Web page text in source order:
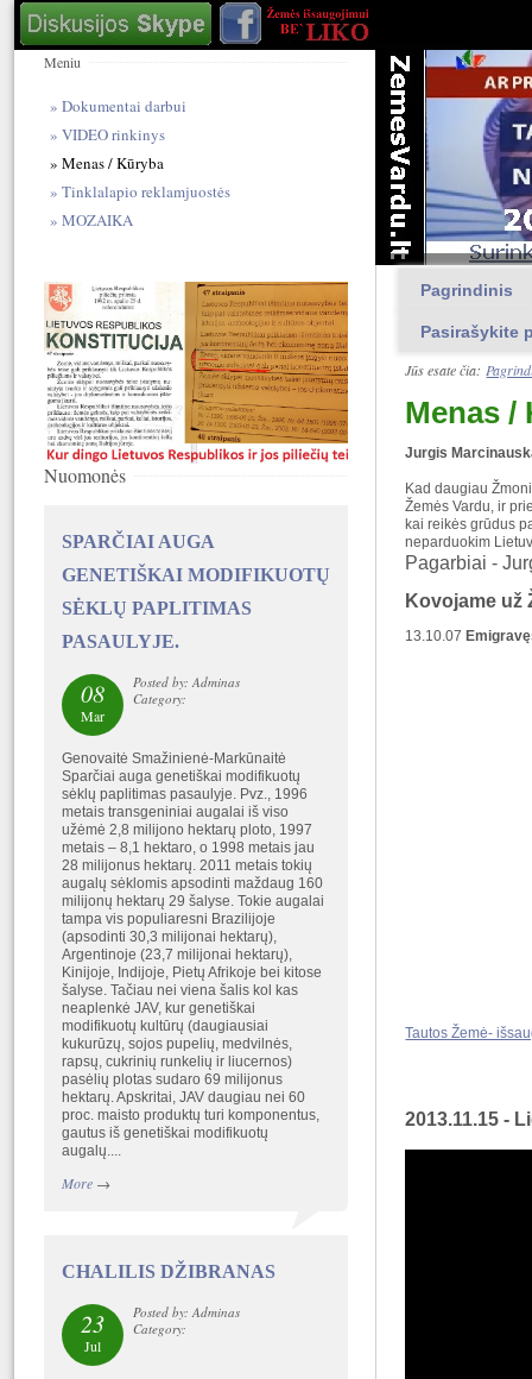
Pagrindinis
Pasirašykite
Jūs esate čia:
Menas /
Jurgis
Kad daugiau
Žemės Vardu, ir
kai reikės grūdus
neparduokim
Pagarbiai -
Kovojame už
13.10.07
Tautos Žemė-
2013.11.15 -
Meniu
Dokumentai darbui
VIDEO rinkinys
Menas / Kūryba
Tinklalapio reklamjuostės
MOZAIKA
Nuomonės
SPARČIAI AUGA
GENETIŠKAI MODIFIKUOTŲ
SĖKLŲ PAPLITIMAS
PASAULYJE.
08
Mar
Posted by: Adminas
Category:
Genovaitė Smažinienė-Markūnaitė
Sparčiai auga genetiškai modifikuotų
sėklų paplitimas pasaulyje. Pvz., 1996
metais transgeniniai augalai iš viso
užėmė 2,8 milijono hektarų ploto, 1997
metais – 8,1 hektaro, o 1998 metais jau
28 milijonus hektarų. 2011 metais tokių
augalų sėklomis apsodinti maždaug 160
milijonų hektarų 29 šalyse. Tokie augalai
tampa vis populiaresni Brazilijoje
(apsodinti 30,3 milijonai hektarų),
Argentinoje (23,7 milijonai hektarų),
Kinijoje, Indijoje, Pietų Afrikoje bei kitose
šalyse. Tačiau nei viena šalis kol kas
neaplenkė JAV, kur genetiškai
modifikuotų kultūrų (daugiausiai
kukurūzų, sojos pupelių, medvilnės,
rapsų, cukrinių runkelių ir liucernos)
pasėlių plotas sudaro 69 milijonus
hektarų. Apskritai, JAV daugiau nei 60
proc. maisto produktų turi komponentus,
gautus iš genetiškai modifikuotų
augalų....
More→
CHALILIS DŽIBRANAS
23
Jul
Posted by: Adminas
Category: